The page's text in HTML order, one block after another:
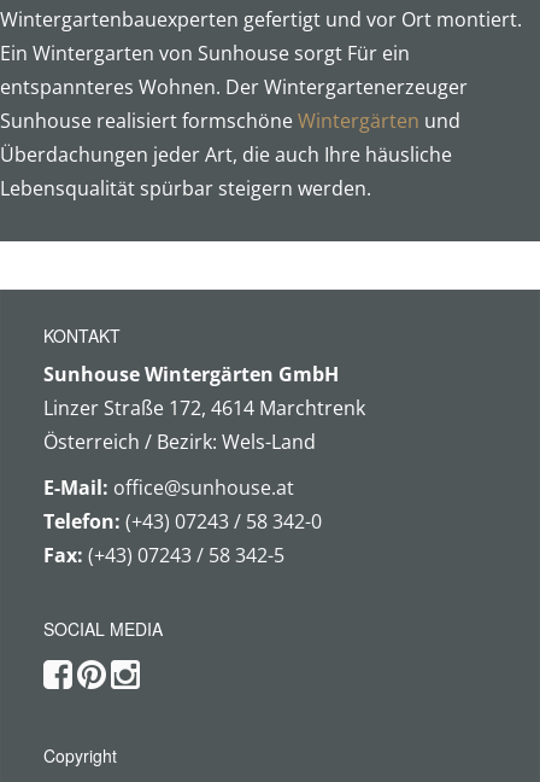
Wintergartenbauexperten gefertigt und vor Ort montiert.
Ein Wintergarten von Sunhouse sorgt Für ein
entspannteres Wohnen. Der Wintergartenerzeuger
Sunhouse realisiert formschöneWintergärten und
Überdachungen jeder Art, die auch Ihre häusliche
Lebensqualität spürbar steigern werden.
KONTAKT
Sunhouse Wintergärten GmbH
Linzer Straße 172, 4614 Marchtrenk
Österreich / Bezirk: Wels-Land
E-Mail: office@sunhouse.at
Telefon: (+43) 07243 / 58 342-0
Fax: (+43) 07243 / 58 342-5
SOCIAL MEDIA
Copyright